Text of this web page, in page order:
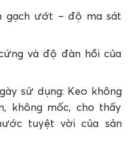
gạch ướt – độ ma sát
và độ đàn hồi của
sử dụng: Keo không
không mốc, cho thấy
tuyệt vời của sản